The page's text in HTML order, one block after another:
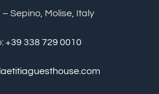
Sepino, Molise, Italy
+39 338 729 0010